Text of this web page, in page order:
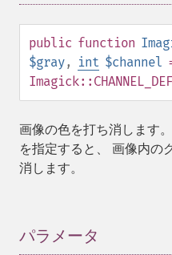
public function
$gray, int $channel
画像の色を打ち消します
を指定すると、 画像内の
消します。
パラメータ
autoLevelImage
blackThresholdImage
blueShiftImage
brightnessContrastImage
charcoalImage
chopImage
clipImage